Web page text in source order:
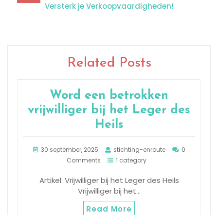
Versterk je Verkoopvaardigheden!
Related Posts
Word een betrokken
vrijwilliger bij het Leger des
Heils
30 september, 2025 stichting-enroute
0
Comments
1 category
Artikel: Vrijwilliger bij het Leger des Heils
Vrijwilliger bij het…
Read More